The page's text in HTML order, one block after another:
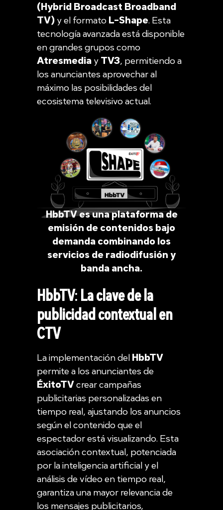
(Hybrid Broadcast Broadband
TV) y el formato L-Shape. Esta
tecnología avanzada está disponible
en grandes grupos como
Atresmedia y TV3, permitiendo a
los anunciantes aprovechar al
máximo las posibilidades del
ecosistema televisivo actual.
HbbTV es una plataforma de
emisión de contenidos bajo
demanda combinando los
servicios de radiodifusión y
banda ancha.
HbbTV: La clave de la
publicidad contextual en
CTV
La implementación del HbbTV
permite a los anunciantes de
ÉxitoTVcrear campañas
publicitarias personalizadas en
tiempo real, ajustando los anuncios
según el contenido que el
espectador está visualizando. Esta
asociación contextual, potenciada
por la inteligencia artificial y el
análisis de vídeo en tiempo real,
garantiza una mayor relevancia de
los mensajes publicitarios,